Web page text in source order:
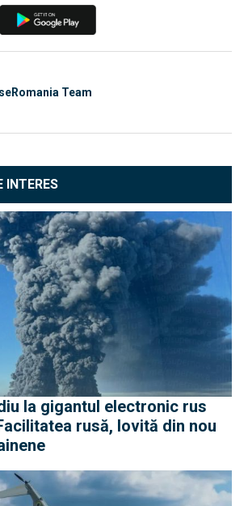
Team
INTERES
la gigantul electronic rus
rusă, lovită din nou